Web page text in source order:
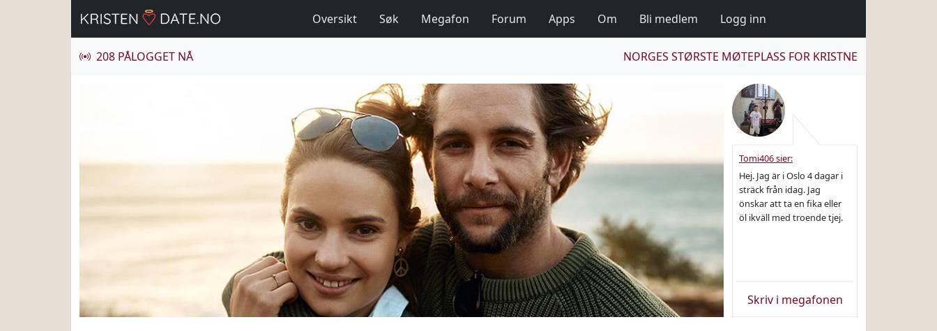
Oversikt Søk Megafon Forum Apps Om Bli medlem Logg inn
208 PÅLOGGET NÅ NORGES STØRSTE MØTEPLASS FOR KRISTNE
Tomi406 sier:
Hej. Jag är i Oslo 4 dagar i
sträck från idag. Jag
önskar att ta en fika eller
öl ikväll med troende tjej.
Skriv i megafonen